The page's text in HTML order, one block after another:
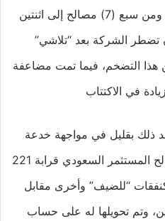
مركزيتين إلى سبع (7) إدارات، ومن سبع (7) مصالح إلى اثنتين
أن تضطر الشركة بعد “تلاشي”
هذا التضخم، فيما تمت مضاعفة
في الاكتتاب
بقليل في مواجهة خدعة
كبيرة وذلك بعد أن صرفت لصالح المستثمر السعودي قرابة 221
“للضيف” وأخرى مقابل
وتم تحويلها له على حساب